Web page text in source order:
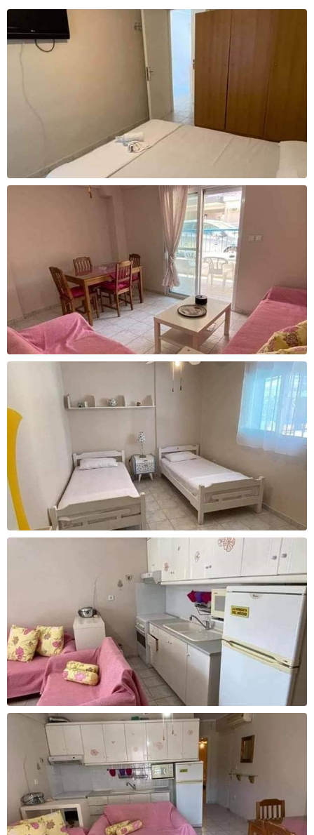
За уплата
24.000 - 27.000 ден
27.000 - 30.000 ден
Cashback
1800 ден
Cashback
2000 ден
За уплата
33.000 - 36.000 ден
Cashback
2200 ден
За уплата
2400 ден
За уплата
39.000 - 42.000 ден
Cashback
2600 ден
За уплата
42.000 - 45.000 ден
Cashback
2800 ден
За уплата
45.000 - 65.000 ден
Cashback
3300 ден
Cashback
3700 ден
За уплата
над 85.000 ден
Cashback
4100 ден